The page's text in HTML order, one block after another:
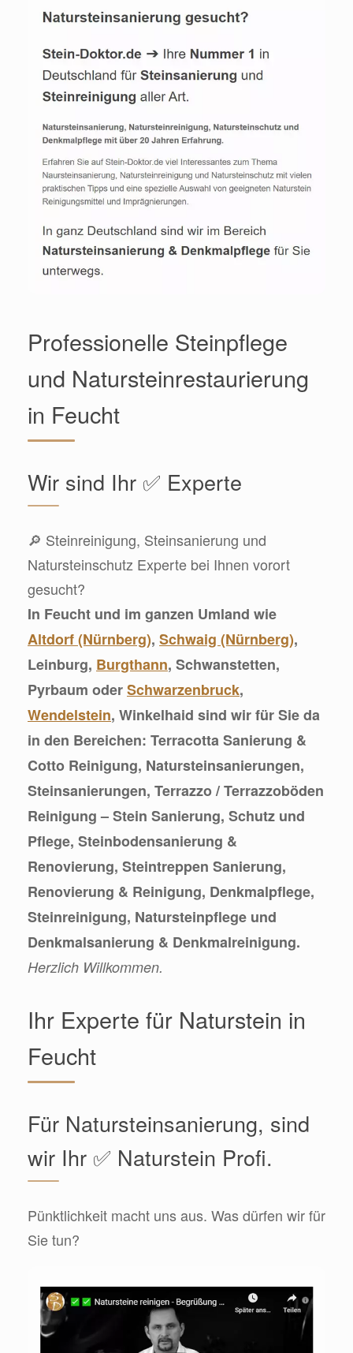
Professionelle Steinpflege
und Natursteinrestaurierung
in Feucht
Wir sind Ihr ✅ Experte
🔎 Steinreinigung, Steinsanierung und
Natursteinschutz Experte bei Ihnen vorort
gesucht?
In Feucht und im ganzen Umland wie
Altdorf (Nürnberg), Schwaig (Nürnberg),
Leinburg, Burgthann, Schwanstetten,
Pyrbaum oderSchwarzenbruck,
Wendelstein, Winkelhaid sind wir für Sie da
in den Bereichen: Terracotta Sanierung &
Cotto Reinigung, Natursteinsanierungen,
Steinsanierungen, Terrazzo / Terrazzoböden
Reinigung – Stein Sanierung, Schutz und
Pflege, Steinbodensanierung &
Renovierung, Steintreppen Sanierung,
Renovierung & Reinigung, Denkmalpflege,
Steinreinigung, Natursteinpflege und
Denkmalsanierung & Denkmalreinigung.
Herzlich Willkommen.
Ihr Experte für Naturstein in
Feucht
Für Natursteinsanierung, sind
wir Ihr ✅ Naturstein Profi.
Pünktlichkeit macht uns aus. Was dürfen wir für
Sie tun?